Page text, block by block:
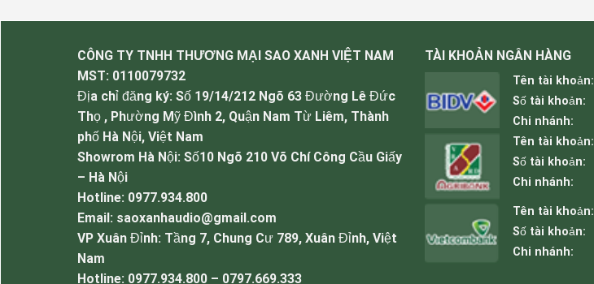
Loa âm trần trở kháng cố định Takstar EBS-640
CÔNG TY TNHH THƯƠNG MẠI SAO XANH VIỆT NAM
MST: 0110079732
Địa chỉ đăng ký: Số 19/14/212 Ngõ 63 Đường Lê Đức
Thọ , Phường Mỹ Đình 2, Quận Nam Từ Liêm, Thành
phố Hà Nội, Việt Nam
Showrom Hà Nội: Số10 Ngõ 210 Võ Chí Công Cầu Giấy
– Hà Nội
Hotline: 0977.934.800
Email: saoxanhaudio@gmail.com
VP Xuân Đỉnh: Tầng 7, Chung Cư 789, Xuân Đỉnh, Việt
Nam
Hotline: 0977.934.800 – 0797.669.333
TÀI KHOẢN NGÂN HÀNG
Tên tài khoản:
Số tài khoản:
Chi nhánh:
Tên tài khoản:
Số tài khoản:
Chi nhánh:
Tên tài khoản:
Số tài khoản:
Chi nhánh: